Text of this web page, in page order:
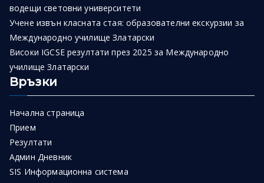
водещи световни университети
Учене извън класната стая: образователни екскурзии за
Международно училище Златарски
Високи IGCSE резултати през 2025 за Международно
училище Златарски
Връзки
Начална страница
Прием
Резултати
Админ Дневник
SIS Информационна система